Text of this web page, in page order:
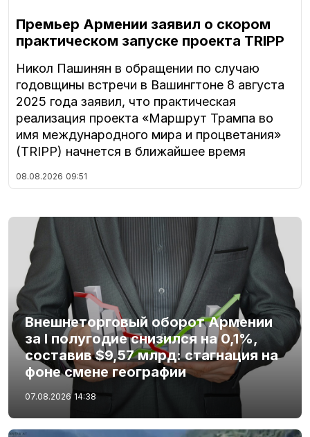
Премьер Армении заявил о скором
практическом запуске проекта TRIPP
Никол Пашинян в обращении по случаю
годовщины встречи в Вашингтоне 8 августа
2025 года заявил, что практическая
реализация проекта «Маршрут Трампа во
имя международного мира и процветания»
(TRIPP) начнется в ближайшее время
08.08.2026 09:51
Внешнеторговый оборот Армении
за I полугодие снизился на 0,1%,
составив $9,57 млрд: стагнация на
фоне смене географии
07.08.2026 14:38